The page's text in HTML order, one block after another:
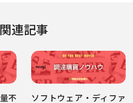
関連記事
不
ソフトウェア・ディファ